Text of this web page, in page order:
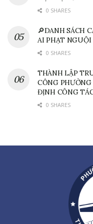
0 SHARES
🔎DANH SÁCH
AI PHẠT NGUỘI
0 SHARES
THÀNH LẬP
CÔNG
ĐỊNH CÔNG
0 SHARES